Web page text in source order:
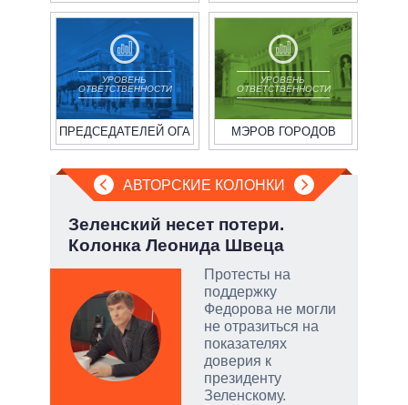
УРОВЕНЬ
ОТВЕТСТВЕННОСТИ
ПРЕДСЕДАТЕЛЕЙ ОГА
УРОВЕНЬ
ОТВЕТСТВЕННОСТИ
МЭРОВ ГОРОДОВ
АВТОРСКИЕ КОЛОНКИ
Зеленский несет потери.
Колонка Леонида Швеца
Протесты на
поддержку
Федорова не могли
не отразиться на
показателях
доверия к
президенту
Зеленскому.